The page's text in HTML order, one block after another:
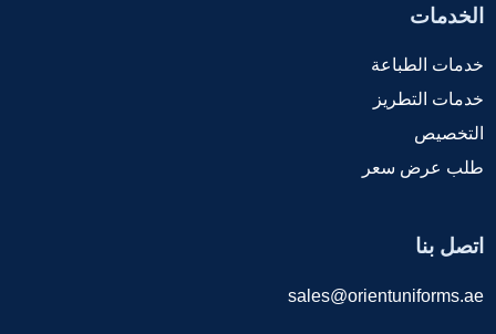
الخدمات
خدمات الطباعة
خدمات التطريز
التخصيص
طلب عرض سعر
اتصل بنا
sales@orientuniforms.ae